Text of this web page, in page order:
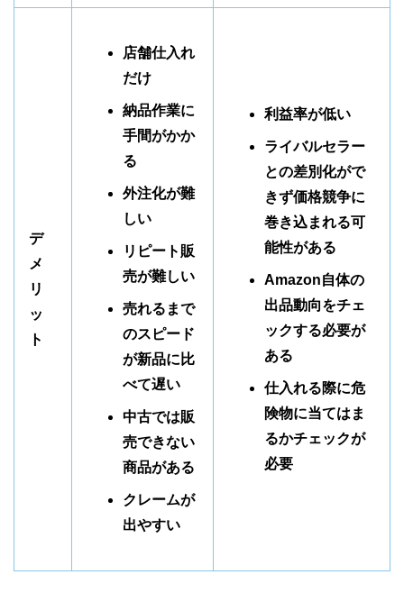
デ
メ
リ
ッ
ト
店舗仕入れ
だけ
納品作業に
手間がかか
る
外注化が難
しい
リピート販
売が難しい
売れるまで
のスピード
が新品に比
べて遅い
中古では販
売できない
商品がある
クレームが
出やすい
利益率が低い
ライバルセラー
との差別化がで
きず価格競争に
巻き込まれる可
能性がある
Amazon自体の
出品動向をチェ
ックする必要が
ある
仕入れる際に危
険物に当てはま
るかチェックが
必要